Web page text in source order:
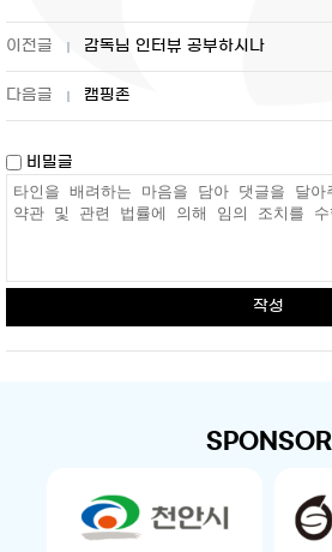
감독님 인터뷰 공부하시나
캠핑존
비밀글
작성
SPONSOR